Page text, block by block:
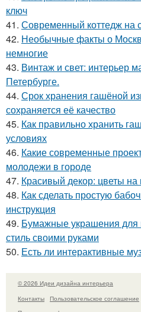
ключ
41. Современный коттедж на
42. Необычные факты о
немногие
43. Винтаж и свет: интерьер
Петербурге.
44. Срок хранения гашёной
сохраняется её качество
45. Как правильно хранить
условиях
46. Какие современные
молодежи в городе
47. Красивый декор: цветы
48. Как сделать простую
инструкция
49. Бумажные украшения для
стиль своими руками
50. Есть ли интерактивные
© 2026 Идеи дизайна интерьера
Контакты
Пользовательское соглашение